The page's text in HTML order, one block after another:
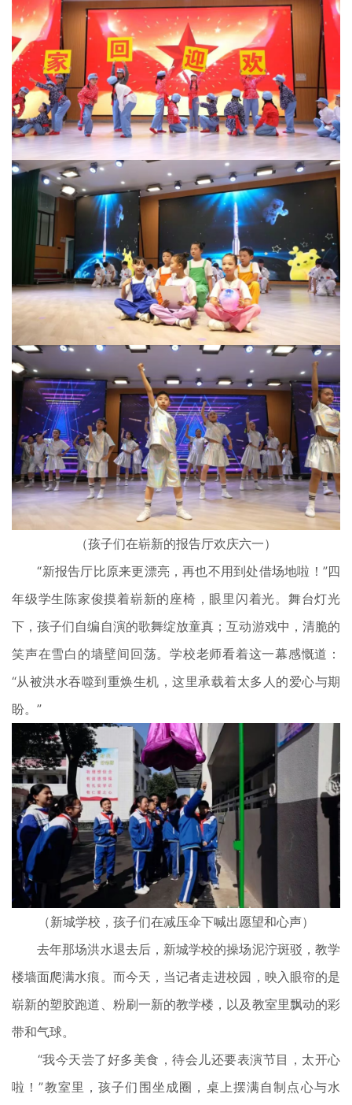
（孩子们在崭新的报告厅欢庆六一）
“新报告厅比原来更漂亮，再也不用到处借场地啦！”四
年级学生陈家俊摸着崭新的座椅，眼里闪着光。舞台灯光
下，孩子们自编自演的歌舞绽放童真；互动游戏中，清脆的
笑声在雪白的墙壁间回荡。学校老师看着这一幕感慨道：
“从被洪水吞噬到重焕生机，这里承载着太多人的爱心与期
盼。”
（新城学校，孩子们在减压伞下喊出愿望和心声）
去年那场洪水退去后，新城学校的操场泥泞斑驳，教学
楼墙面爬满水痕。而今天，当记者走进校园，映入眼帘的是
崭新的塑胶跑道、粉刷一新的教学楼，以及教室里飘动的彩
带和气球。
“我今天尝了好多美食，待会儿还要表演节目，太开心
啦！”教室里，孩子们围坐成圈，桌上摆满自制点心与水